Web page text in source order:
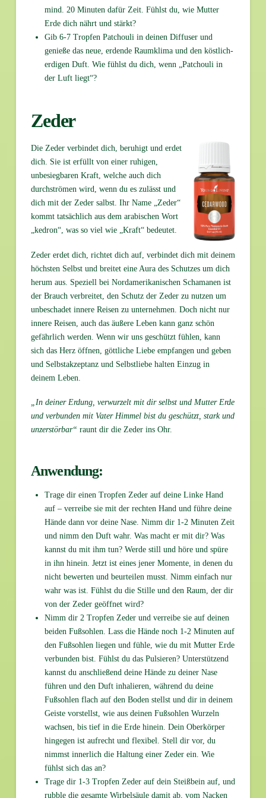
mind. 20 Minuten dafür Zeit. Fühlst du, wie Mutter
Erde dich nährt und stärkt?
Gib 6-7 Tropfen Patchouli in deinen Diffuser und
genieße das neue, erdende Raumklima und den köstlich-
erdigen Duft. Wie fühlst du dich, wenn „Patchouli in
der Luft liegt“?
Zeder
Die Zeder verbindet dich, beruhigt und erdet
dich. Sie ist erfüllt von einer ruhigen,
unbesiegbaren Kraft, welche auch dich
durchströmen wird, wenn du es zulässt und
dich mit der Zeder salbst. Ihr Name „Zeder“
kommt tatsächlich aus dem arabischen Wort
„kedron“, was so viel wie „Kraft“ bedeutet.
Zeder erdet dich, richtet dich auf, verbindet dich mit deinem
höchsten Selbst und breitet eine Aura des Schutzes um dich
herum aus. Speziell bei Nordamerikanischen Schamanen ist
der Brauch verbreitet, den Schutz der Zeder zu nutzen um
unbeschadet innere Reisen zu unternehmen. Doch nicht nur
innere Reisen, auch das äußere Leben kann ganz schön
gefährlich werden. Wenn wir uns geschützt fühlen, kann
sich das Herz öffnen, göttliche Liebe empfangen und geben
und Selbstakzeptanz und Selbstliebe halten Einzug in
deinem Leben.
„In deiner Erdung, verwurzelt mit dir selbst und Mutter Erde
und verbunden mit Vater Himmel bist du geschützt, stark und
unzerstörbar“ raunt dir die Zeder ins Ohr.
Anwendung:
Trage dir einen Tropfen Zeder auf deine Linke Hand
auf – verreibe sie mit der rechten Hand und führe deine
Hände dann vor deine Nase. Nimm dir 1-2 Minuten Zeit
und nimm den Duft wahr. Was macht er mit dir? Was
kannst du mit ihm tun? Werde still und höre und spüre
in ihn hinein. Jetzt ist eines jener Momente, in denen du
nicht bewerten und beurteilen musst. Nimm einfach nur
wahr was ist. Fühlst du die Stille und den Raum, der dir
von der Zeder geöffnet wird?
Nimm dir 2 Tropfen Zeder und verreibe sie auf deinen
beiden Fußsohlen. Lass die Hände noch 1-2 Minuten auf
den Fußsohlen liegen und fühle, wie du mit Mutter Erde
verbunden bist. Fühlst du das Pulsieren? Unterstützend
kannst du anschließend deine Hände zu deiner Nase
führen und den Duft inhalieren, während du deine
Fußsohlen flach auf den Boden stellst und dir in deinem
Geiste vorstellst, wie aus deinen Fußsohlen Wurzeln
wachsen, bis tief in die Erde hinein. Dein Oberkörper
hingegen ist aufrecht und flexibel. Stell dir vor, du
nimmst innerlich die Haltung einer Zeder ein. Wie
fühlst sich das an?
Trage dir 1-3 Tropfen Zeder auf dein Steißbein auf, und
rubble die gesamte Wirbelsäule damit ab, vom Nacken